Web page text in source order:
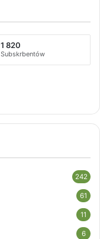
1 820
Subskrbentów
242
61
11
6